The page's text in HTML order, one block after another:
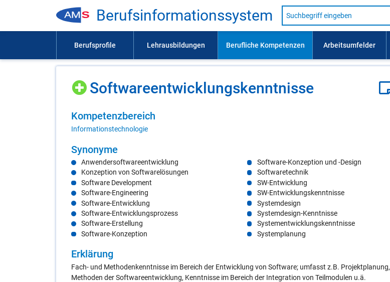
Be­rufs­in­for­ma­ti­ons­sys­tem
Suche
nach
Lehrausbildung,
usw.
Soft­ware­ent­wick­lungs­kennt­nis­se
Kom­pe­tenz­be­reich
Informationstechnologie
Syn­ony­me
Anwendersoftwareentwicklung
Konzeption von Softwarelösungen
Software Development
Software-Engineering
Software-Entwicklung
Software-Entwicklungsprozess
Software-Erstellung
Software-Konzeption
Software-Konzeption und -Design
Softwaretechnik
SW-Entwicklung
SW-Entwicklungskenntnisse
Systemdesign
Systemdesign-Kenntnisse
Systementwicklungskenntnisse
Systemplanung
Er­klä­rung
Fach- und Methodenkenntnisse im Bereich der Entwicklung von Software; umfasst z.B. Projektplanung,
Methoden der Softwareentwicklung, Kenntnisse im Bereich der Integration von Teilmodulen u.ä.